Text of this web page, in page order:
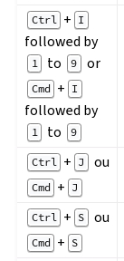
Ctrl + I
followed by
1 to 9 or
Cmd + I
followed by
1 to 9
Ctrl + J ou
Cmd + J
Ctrl + S ou
Cmd + S